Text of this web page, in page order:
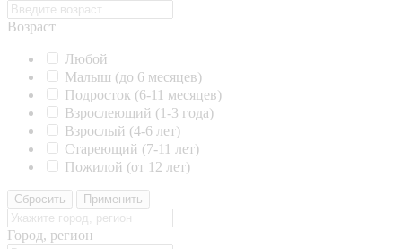
Возраст
Любой
Малыш (до 6 месяцев)
Подросток (6-11 месяцев)
Взрослеющий (1-3 года)
Взрослый (4-6 лет)
Стареющий (7-11 лет)
Пожилой (от 12 лет)
Сбросить Применить
Город, регион